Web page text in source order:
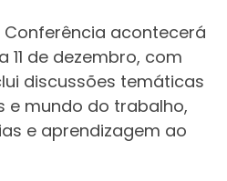
acontecerá
de dezembro, com
discussões temáticas
e mundo do trabalho,
e aprendizagem ao